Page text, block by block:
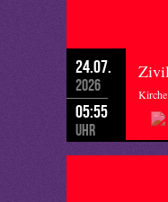
24.07.
2026
05:55
Uhr